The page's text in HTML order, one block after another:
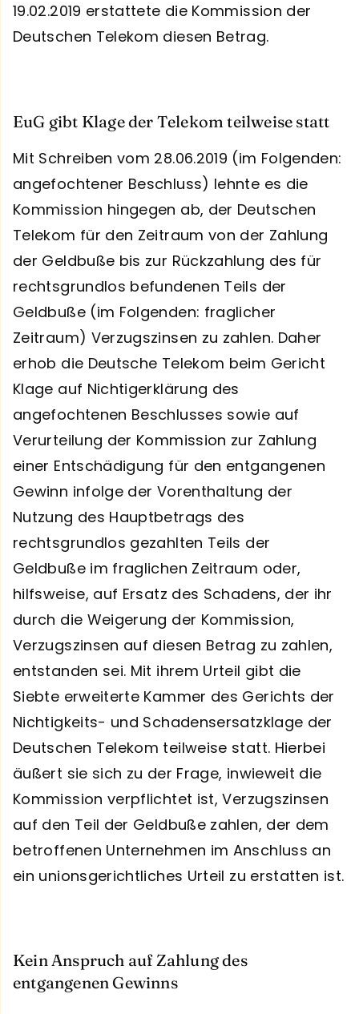
19.02.2019 erstattete die Kommission der
Deutschen Telekom diesen Betrag.
EuG gibt Klage der Telekom teilweise statt
Mit Schreiben vom 28.06.2019 (im Folgenden:
angefochtener Beschluss) lehnte es die
Kommission hingegen ab, der Deutschen
Telekom für den Zeitraum von der Zahlung
der Geldbuße bis zur Rückzahlung des für
rechtsgrundlos befundenen Teils der
Geldbuße (im Folgenden: fraglicher
Zeitraum) Verzugszinsen zu zahlen. Daher
erhob die Deutsche Telekom beim Gericht
Klage auf Nichtigerklärung des
angefochtenen Beschlusses sowie auf
Verurteilung der Kommission zur Zahlung
einer Entschädigung für den entgangenen
Gewinn infolge der Vorenthaltung der
Nutzung des Hauptbetrags des
rechtsgrundlos gezahlten Teils der
Geldbuße im fraglichen Zeitraum oder,
hilfsweise, auf Ersatz des Schadens, der ihr
durch die Weigerung der Kommission,
Verzugszinsen auf diesen Betrag zu zahlen,
entstanden sei. Mit ihrem Urteil gibt die
Siebte erweiterte Kammer des Gerichts der
Nichtigkeits- und Schadensersatzklage der
Deutschen Telekom teilweise statt. Hierbei
äußert sie sich zu der Frage, inwieweit die
Kommission verpflichtet ist, Verzugszinsen
auf den Teil der Geldbuße zahlen, der dem
betroffenen Unternehmen im Anschluss an
ein unionsgerichtliches Urteil zu erstatten ist.
Kein Anspruch auf Zahlung des
entgangenen Gewinns